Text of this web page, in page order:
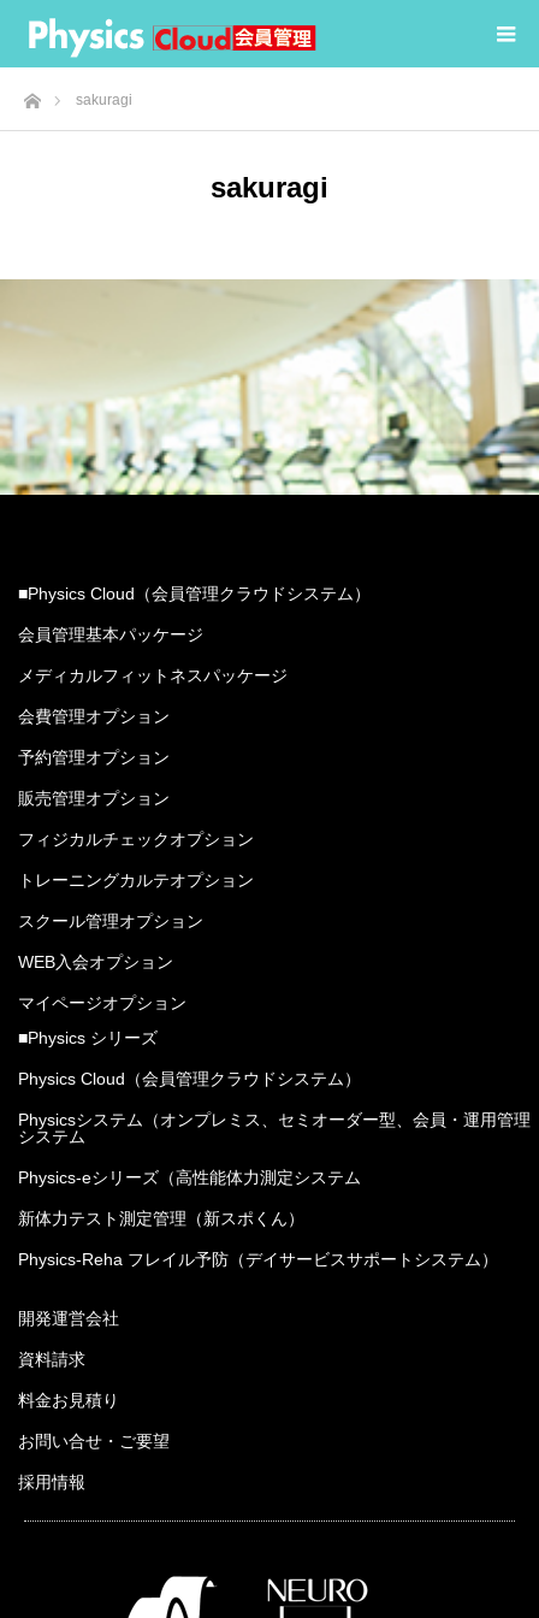
ホームsakuragi
sakuragi
■Physics Cloud（会員管理クラウドシステム）
会員管理基本パッケージ
メディカルフィットネスパッケージ
会費管理オプション
予約管理オプション
販売管理オプション
フィジカルチェックオプション
トレーニングカルテオプション
スクール管理オプション
WEB入会オプション
マイページオプション
■Physics シリーズ
Physics Cloud（会員管理クラウドシステム）
Physicsシステム（オンプレミス、セミオーダー型、会員・運用管理
システム
Physics-eシリーズ（高性能体力測定システム
新体力テスト測定管理（新スポくん）
Physics-Reha フレイル予防（デイサービスサポートシステム）
開発運営会社
資料請求
料金お見積り
お問い合せ・ご要望
採用情報